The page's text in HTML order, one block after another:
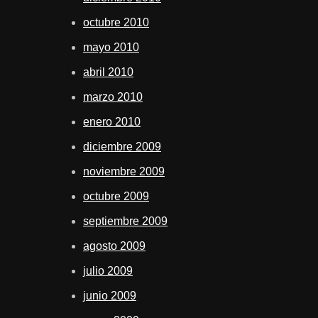
octubre 2010
mayo 2010
abril 2010
marzo 2010
enero 2010
diciembre 2009
noviembre 2009
octubre 2009
septiembre 2009
agosto 2009
julio 2009
junio 2009